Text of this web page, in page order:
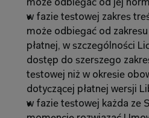
może odbiegać od jej
w fazie testowej zakres
może odbiegać od
płatnej, w szczególności
dostęp do szerszego
testowej niż w okresie
dotyczącej płatnej wersji
w fazie testowej każda ze